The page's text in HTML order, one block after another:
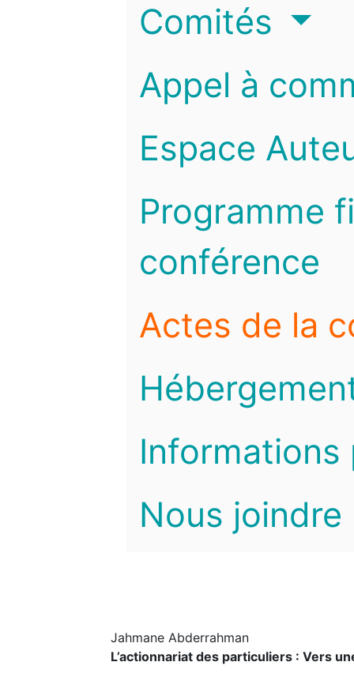
Comités
Appel à
Espace
Programme
conférence
Actes de la
Informations
Nous joindre
Jahmane Abderrahman
L’actionnariat des particuliers : Vers